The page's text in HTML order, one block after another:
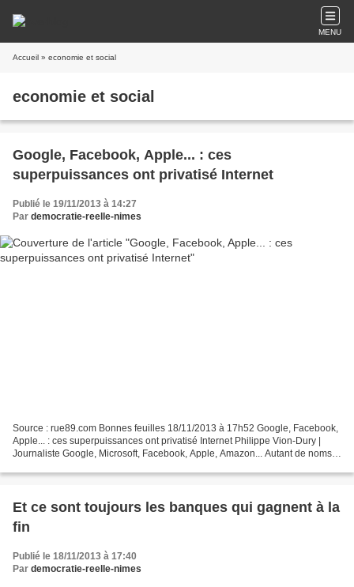
MENU
Accueil » economie et social
economie et social
Google, Facebook, Apple... : ces
superpuissances ont privatisé Internet
Publié le 19/11/2013 à 14:27
Par democratie-reelle-nimes
Source : rue89.com Bonnes feuilles 18/11/2013 à 17h52 Google, Facebook,
Apple... : ces superpuissances ont privatisé Internet Philippe Vion-Dury |
Journaliste Google, Microsoft, Facebook, Apple, Amazon... Autant de noms
Et ce sont toujours les banques qui gagnent à la
fin
Publié le 18/11/2013 à 17:40
Par democratie-reelle-nimes